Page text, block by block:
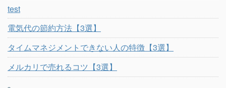
test
電気代の節約方法【3選】
タイムマネジメントできない人の特徴【3選】
メルカリで売れるコツ【3選】